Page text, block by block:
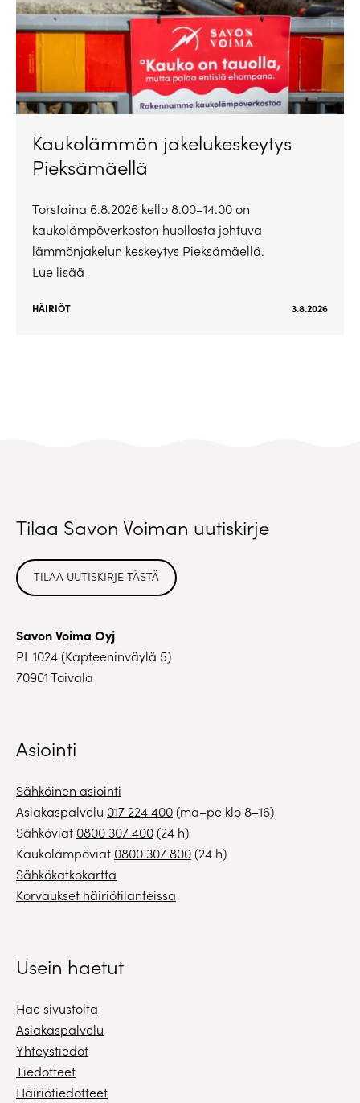
Kaukolämmön jakelukeskeytys
Pieksämäellä
Torstaina 6.8.2026 kello 8.00–14.00 on
kaukolämpöverkoston huollosta johtuva
lämmönjakelun keskeytys Pieksämäellä.
Lue lisää
HÄIRIÖT 3.8.2026
Tilaa Savon Voiman uutiskirje
TILAA UUTISKIRJE TÄSTÄ
Savon Voima Oyj
PL 1024 (Kapteeninväylä 5)
70901 Toivala
Asiointi
Sähköinen asiointi
Asiakaspalvelu 017 224 400(ma–pe klo 8–16)
Sähköviat 0800 307 400(24 h)
Kaukolämpöviat 0800 307 800(24 h)
Sähkökatkokartta
Korvaukset häiriötilanteissa
Usein haetut
Hae sivustolta
Asiakaspalvelu
Yhteystiedot
Tiedotteet
Häiriötiedotteet